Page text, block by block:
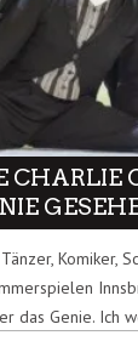
CHARLIE
Komiker,
das Genie. Ich